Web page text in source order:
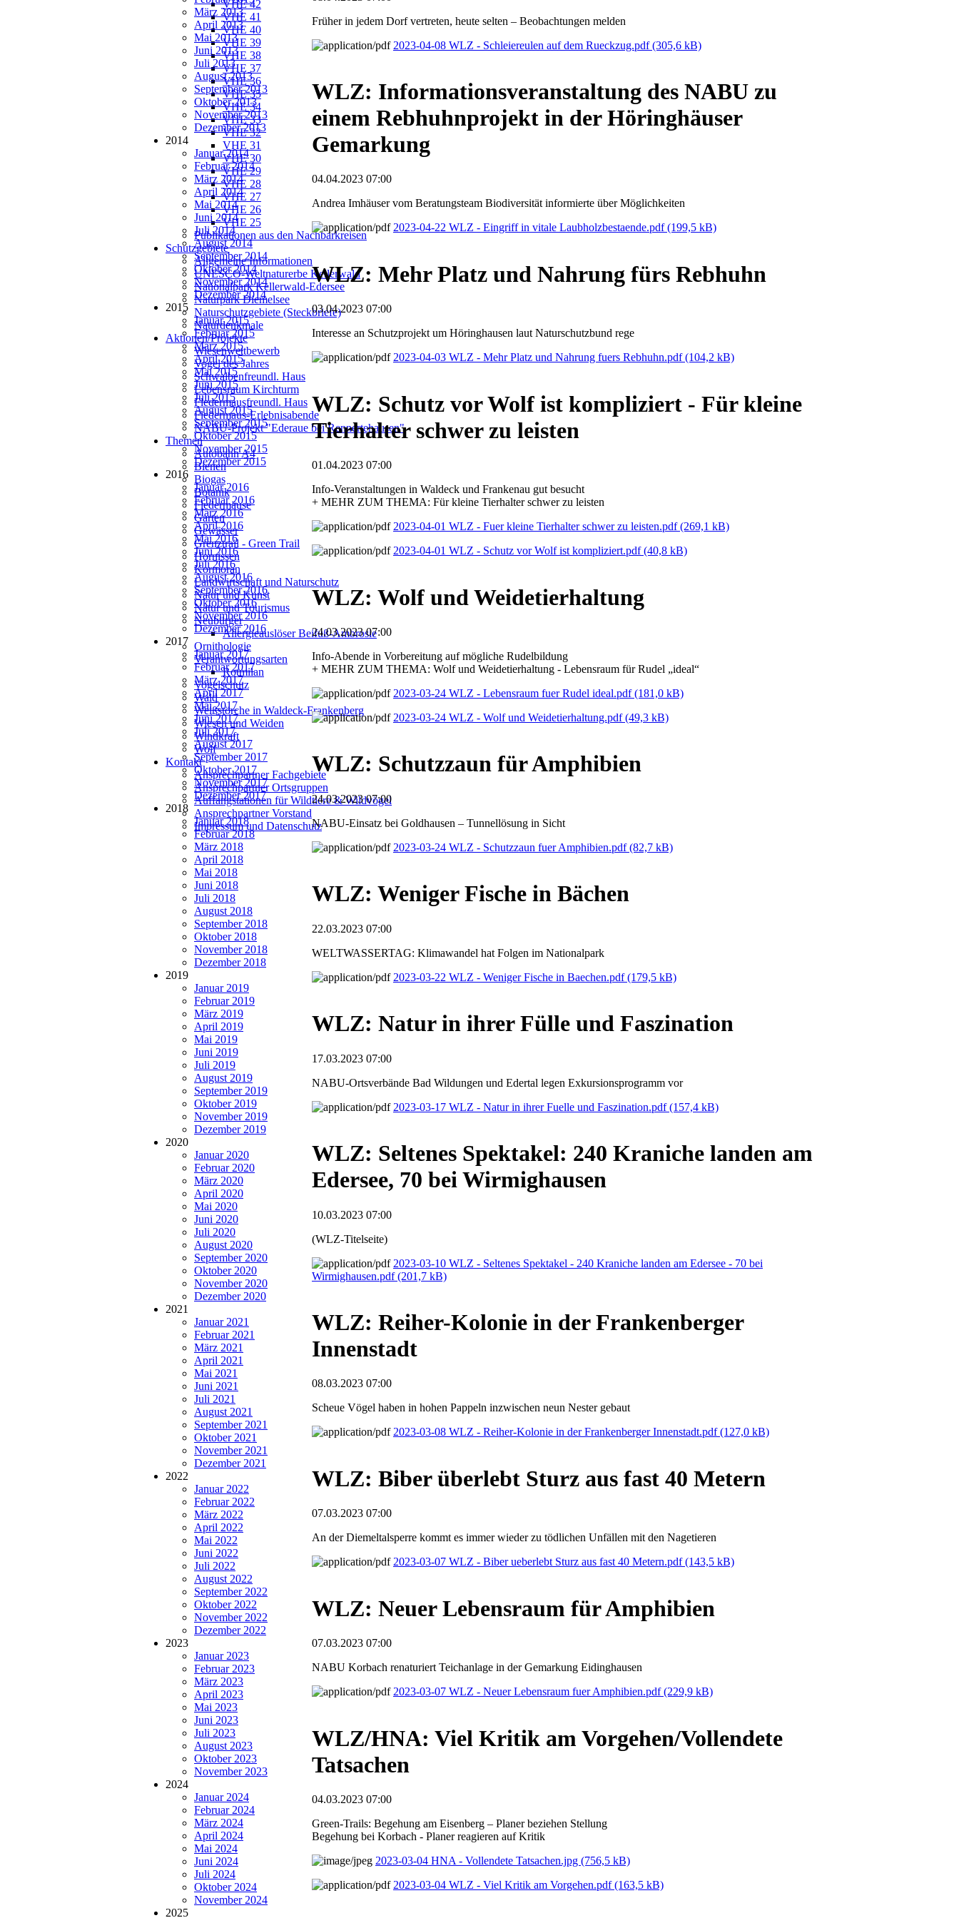
VHE 42
VHE 41
VHE 40
VHE 39
VHE 38
VHE 37
VHE 36
VHE 35
VHE 34
VHE 33
VHE 32
VHE 31
VHE 30
VHE 29
VHE 28
VHE 27
VHE 26
VHE 25
Publikationen aus den Nachbarkreisen
Schutzgebiete
Allgemeine Informationen
UNESCO-Weltnaturerbe Kellerwald
Nationalpark Kellerwald-Edersee
Naturpark Diemelsee
Naturschutzgebiete (Steckbriefe)
Naturdenkmale
Aktionen/Projekte
Wiesenwettbewerb
Vogel des Jahres
Schwalbenfreundl. Haus
Lebensraum Kirchturm
Fledermausfreundl. Haus
Fledermaus-Erlebnisabende
NABU-Projekt "Ederaue bei Rennertehausen"
Themen
Autobahn A4
Bienen
Biogas
Botanik
Fledermäuse
Garten
Gewässer
Grenztrail - Green Trail
Hornissen
Kormoran
Landwirtschaft und Naturschutz
Natur und Kunst
Natur und Tourismus
Neubürger
Allergieauslöser Beifuß-Ambrosie
Ornithologie
Verantwortungsarten
Rotmilan
Vogelschutz
Wald
Weißstörche in Waldeck-Frankenberg
Wiesen und Weiden
Windkraft
Wolf
Kontakt
Ansprechpartner Fachgebiete
Ansprechpartner Ortsgruppen
Auffangstationen für Wildtiere & Wildvögel
Ansprechpartner Vorstand
Impressum und Datenschutz
März 2013
April 2013
Mai 2013
Juni 2013
Juli 2013
August 2013
September 2013
Oktober 2013
November 2013
Dezember 2013
2014
Januar 2014
Februar 2014
März 2014
April 2014
Mai 2014
Juni 2014
Juli 2014
August 2014
September 2014
Oktober 2014
November 2014
Dezember 2014
2015
Januar 2015
Februar 2015
März 2015
April 2015
Mai 2015
Juni 2015
Juli 2015
August 2015
September 2015
Oktober 2015
November 2015
Dezember 2015
2016
Januar 2016
Februar 2016
März 2016
April 2016
Mai 2016
Juni 2016
Juli 2016
August 2016
September 2016
Oktober 2016
November 2016
Dezember 2016
2017
Januar 2017
Februar 2017
März 2017
April 2017
Mai 2017
Juni 2017
Juli 2017
August 2017
September 2017
Oktober 2017
November 2017
Dezember 2017
2018
Januar 2018
Februar 2018
März 2018
April 2018
Mai 2018
Juni 2018
Juli 2018
August 2018
September 2018
Oktober 2018
November 2018
Dezember 2018
2019
Januar 2019
Februar 2019
März 2019
April 2019
Mai 2019
Juni 2019
Juli 2019
August 2019
September 2019
Oktober 2019
November 2019
Dezember 2019
2020
Januar 2020
Februar 2020
März 2020
April 2020
Mai 2020
Juni 2020
Juli 2020
August 2020
September 2020
Oktober 2020
November 2020
Dezember 2020
2021
Januar 2021
Februar 2021
März 2021
April 2021
Mai 2021
Juni 2021
Juli 2021
August 2021
September 2021
Oktober 2021
November 2021
Dezember 2021
2022
Januar 2022
Februar 2022
März 2022
April 2022
Mai 2022
Juni 2022
Juli 2022
August 2022
September 2022
Oktober 2022
November 2022
Dezember 2022
2023
Januar 2023
Februar 2023
März 2023
April 2023
Mai 2023
Juni 2023
Juli 2023
August 2023
Oktober 2023
November 2023
2024
Januar 2024
Februar 2024
März 2024
April 2024
Mai 2024
Juni 2024
Juli 2024
Oktober 2024
November 2024
2025
Früher in jedem Dorf vertreten, heute selten – Beobachtungen melden
2023-04-08 WLZ - Schleiereulen auf dem Rueckzug.pdf(305,6 kB)
WLZ: Informationsveranstaltung des NABU zu
einem Rebhuhnprojekt in der Höringhäuser
Gemarkung
04.04.2023 07:00
Andrea Imhäuser vom Beratungsteam Biodiversität informierte über Möglichkeiten
2023-04-22 WLZ - Eingriff in vitale Laubholzbestaende.pdf(199,5 kB)
WLZ: Mehr Platz und Nahrung fürs Rebhuhn
03.04.2023 07:00
Interesse an Schutzprojekt um Höringhausen laut Naturschutzbund rege
2023-04-03 WLZ - Mehr Platz und Nahrung fuers Rebhuhn.pdf(104,2 kB)
WLZ: Schutz vor Wolf ist kompliziert - Für kleine
Tierhalter schwer zu leisten
01.04.2023 07:00
Info-Veranstaltungen in Waldeck und Frankenau gut besucht
+ MEHR ZUM THEMA: Für kleine Tierhalter schwer zu leisten
2023-04-01 WLZ - Fuer kleine Tierhalter schwer zu leisten.pdf(269,1 kB)
2023-04-01 WLZ - Schutz vor Wolf ist kompliziert.pdf(40,8 kB)
WLZ: Wolf und Weidetierhaltung
24.03.2023 07:00
Info-Abende in Vorbereitung auf mögliche Rudelbildung
+ MEHR ZUM THEMA: Wolf und Weidetierhaltung - Lebensraum für Rudel „ideal“
2023-03-24 WLZ - Lebensraum fuer Rudel ideal.pdf(181,0 kB)
2023-03-24 WLZ - Wolf und Weidetierhaltung.pdf(49,3 kB)
WLZ: Schutzzaun für Amphibien
24.03.2023 07:00
NABU-Einsatz bei Goldhausen – Tunnellösung in Sicht
2023-03-24 WLZ - Schutzzaun fuer Amphibien.pdf(82,7 kB)
WLZ: Weniger Fische in Bächen
22.03.2023 07:00
WELTWASSERTAG: Klimawandel hat Folgen im Nationalpark
2023-03-22 WLZ - Weniger Fische in Baechen.pdf(179,5 kB)
WLZ: Natur in ihrer Fülle und Faszination
17.03.2023 07:00
NABU-Ortsverbände Bad Wildungen und Edertal legen Exkursionsprogramm vor
2023-03-17 WLZ - Natur in ihrer Fuelle und Faszination.pdf(157,4 kB)
WLZ: Seltenes Spektakel: 240 Kraniche landen am
Edersee, 70 bei Wirmighausen
10.03.2023 07:00
(WLZ-Titelseite)
2023-03-10 WLZ - Seltenes Spektakel - 240 Kraniche landen am Edersee - 70 bei
Wirmighausen.pdf(201,7 kB)
WLZ: Reiher-Kolonie in der Frankenberger
Innenstadt
08.03.2023 07:00
Scheue Vögel haben in hohen Pappeln inzwischen neun Nester gebaut
2023-03-08 WLZ - Reiher-Kolonie in der Frankenberger Innenstadt.pdf(127,0 kB)
WLZ: Biber überlebt Sturz aus fast 40 Metern
07.03.2023 07:00
An der Diemeltalsperre kommt es immer wieder zu tödlichen Unfällen mit den Nagetieren
2023-03-07 WLZ - Biber ueberlebt Sturz aus fast 40 Metern.pdf(143,5 kB)
WLZ: Neuer Lebensraum für Amphibien
07.03.2023 07:00
NABU Korbach renaturiert Teichanlage in der Gemarkung Eidinghausen
2023-03-07 WLZ - Neuer Lebensraum fuer Amphibien.pdf(229,9 kB)
WLZ/HNA: Viel Kritik am Vorgehen/Vollendete
Tatsachen
04.03.2023 07:00
Green-Trails: Begehung am Eisenberg – Planer beziehen Stellung
Begehung bei Korbach - Planer reagieren auf Kritik
2023-03-04 HNA - Vollendete Tatsachen.jpg (756,5 kB)
2023-03-04 WLZ - Viel Kritik am Vorgehen.pdf(163,5 kB)